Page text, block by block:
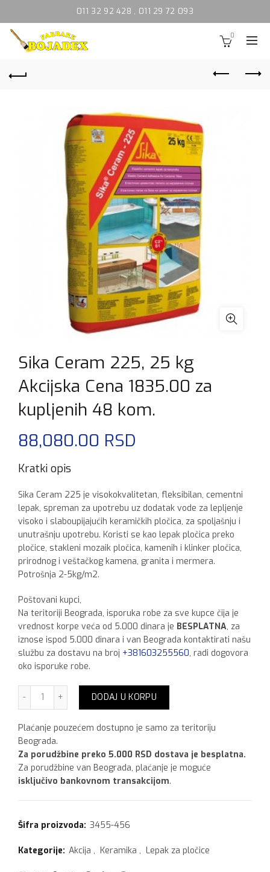
011 32 92 428 , 011 29 72 093
0
Sika Ceram 225, 25 kg
Akcijska Cena 1835.00 za
kupljenih 48 kom.
88,080.00 RSD
Kratki opis
Sika Ceram 225 je visokokvalitetan, fleksibilan, cementni
lepak, spreman za upotrebu uz dodatak vode za lepljenje
visoko i slaboupijajućih keramičkih pločica, za spoljašnju i
unutrašnju upotrebu. Koristi se kao lepak pločica preko
pločice, stakleni mozaik pločica, kamenih i klinker pločica,
prirodnog i veštačkog kamena, granita i mermera.
Potrošnja 2-5kg/m2.
Poštovani kupci,
Na teritoriji Beograda, isporuka robe za sve kupce čija je
vrednost korpe veća od 5.000 dinara je BESPLATNA, za
iznose ispod 5.000 dinara i van Beograda kontaktirati našu
službu za dostavu na broj +381603255560, radi dogovora
oko isporuke robe.
Sika Ceram 225, 25 kg Akcijska Cena 1835.00 za
DODAJ U KORPU
Plaćanje pouzećem dostupno je samo za teritoriju
Beograda.
Za porudžbine preko 5.000 RSD dostava je besplatna.
Za porudžbine van Beograda, plaćanje je moguće
isključivo bankovnom transakcijom.
Šifra proizvoda: 3455-456
Kategorije: Akcija , Keramika , Lepak za pločice